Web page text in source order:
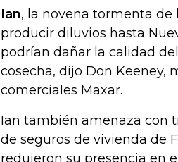
Ian, la novena tormenta
producir diluvios hasta
podrían dañar la calidad
cosecha, dijo Don Keeney,
comerciales Maxar.
Ian también amenaza con
de seguros de vivienda de
redujeron su presencia en